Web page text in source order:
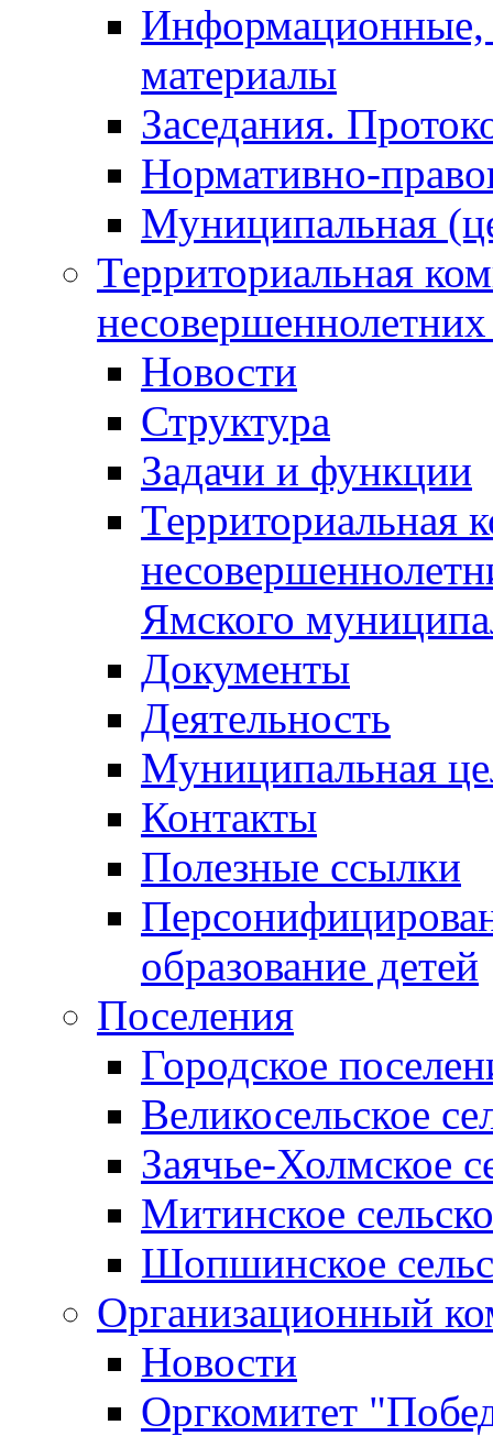
Информационные,
материалы
Заседания.
Нормативно-
Муниципальная
Территориальная
Новости
Структура
Задачи и функции
Территориальная
Ямского
Документы
Деятельность
Муниципальная
Контакты
Полезные ссылки
образование детей
Поселения
Городское
Великосельское
Заячье-Холмское
Митинское
Шопшинское
Организационный
Новости
Оргкомитет